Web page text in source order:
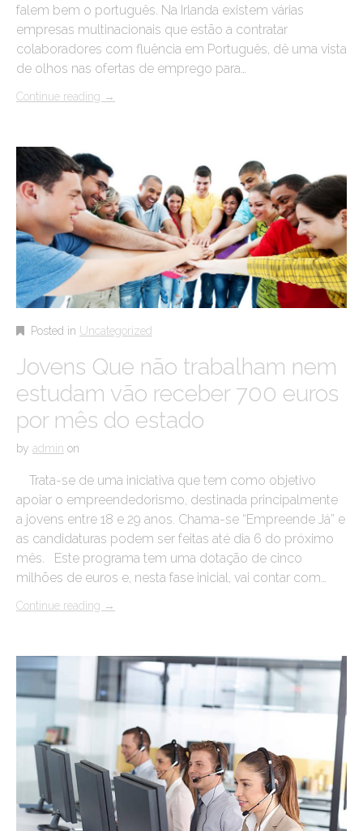
falem bem o português. Na Irlanda existem várias
empresas multinacionais que estão a contratar
colaboradores com fluência em Português, dê uma vista
de olhos nas ofertas de emprego para…
Continue reading →
Posted in Uncategorized
Jovens Que não trabalham nem
estudam vão receber 700 euros
por mês do estado
by admin on
Trata-se de uma iniciativa que tem como objetivo
apoiar o empreendedorismo, destinada principalmente
a jovens entre 18 e 29 anos. Chama-se “Empreende Já” e
as candidaturas podem ser feitas até dia 6 do próximo
mês. Este programa tem uma dotação de cinco
milhões de euros e, nesta fase inicial, vai contar com…
Continue reading →